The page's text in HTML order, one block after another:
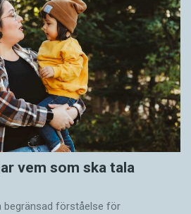
vem som ska tala
begränsad förståelse för